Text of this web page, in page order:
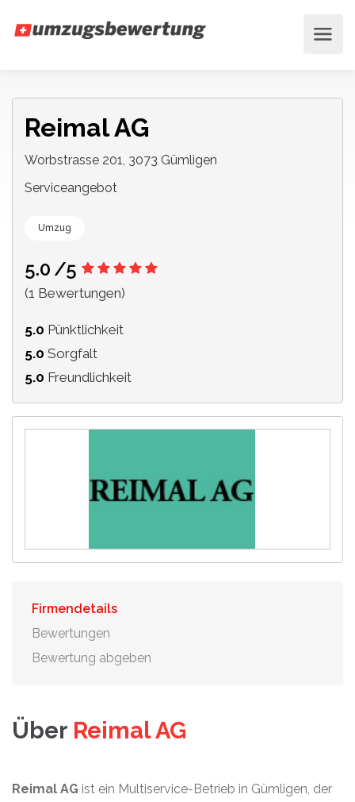
Reimal AG
Worbstrasse 201, 3073 Gümligen
Serviceangebot
Umzug
5.0 /5
(1 Bewertungen)
5.0 Pünktlichkeit
5.0 Sorgfalt
5.0 Freundlichkeit
Firmendetails
Bewertungen
Bewertung abgeben
Über Reimal AG
Reimal AG ist ein Multiservice-Betrieb in Gümligen, der